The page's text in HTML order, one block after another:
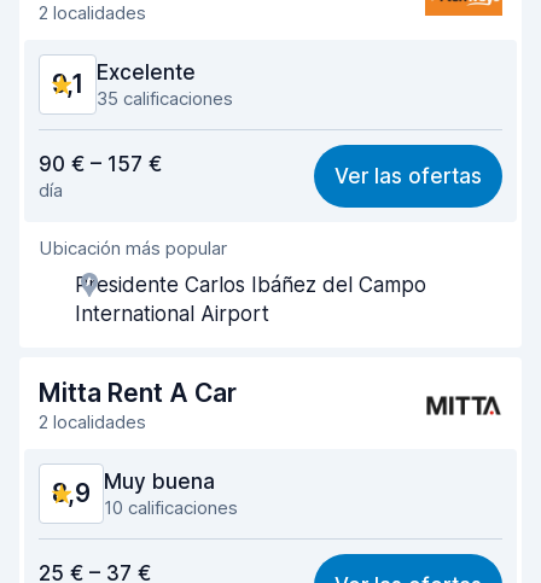
2 localidades
9,1 Excelente
35 calificaciones
8,5
Fácil de encontrar 9,1
Amabilidad del agente
Rapidez en la recogida
Limpieza del vehículo 9,3
Estado del vehículo
90 € – 157 €
día
Ver las ofertas
Ubicación más popular
Presidente Carlos Ibáñez del Campo
International Airport
Mitta Rent A Car
2 localidades
8,9 Muy buena
10 calificaciones
8,9
25 € – 37 €